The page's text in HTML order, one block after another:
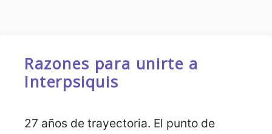
Razones para unirte a
Interpsiquis
27 años de trayectoria. El punto de